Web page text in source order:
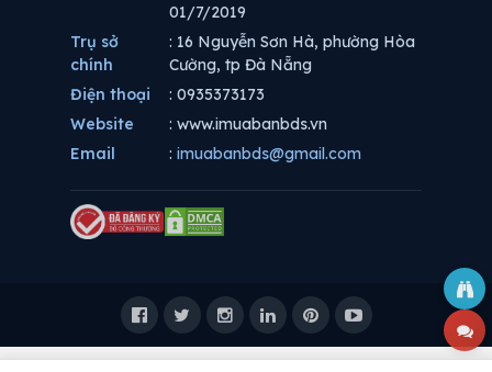
01/7/2019
Trụ sở
chính
: 16 Nguyễn Sơn Hà, phường Hòa
Cường, tp Đà Nẵng
Điện thoại
: 0935373173
Website
: www.imuabanbds.vn
Email
: imuabanbds@gmail.com